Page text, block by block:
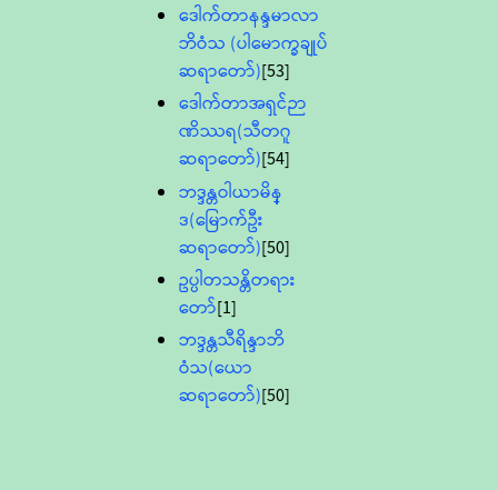
ဒေါက်တာနန္ဒမာလာ
ဘိဝံသ (ပါမောက္ခချုပ်
ဆရာတော်)[53]
ဒေါက်တာအရှင်ဉာ
ဏိဿရ(သီတဂူ
ဆရာတော်)[54]
ဘဒ္ဒန္တဝါယာမိန္
ဒ(မြောက်ဦး
ဆရာတော်)[50]
ဥပ္ပါတသန္တိတရား
တော်[1]
ဘဒ္ဒန္တသီရိန္ဒာဘိ
ဝံသ(ယော
ဆရာတော်)[50]